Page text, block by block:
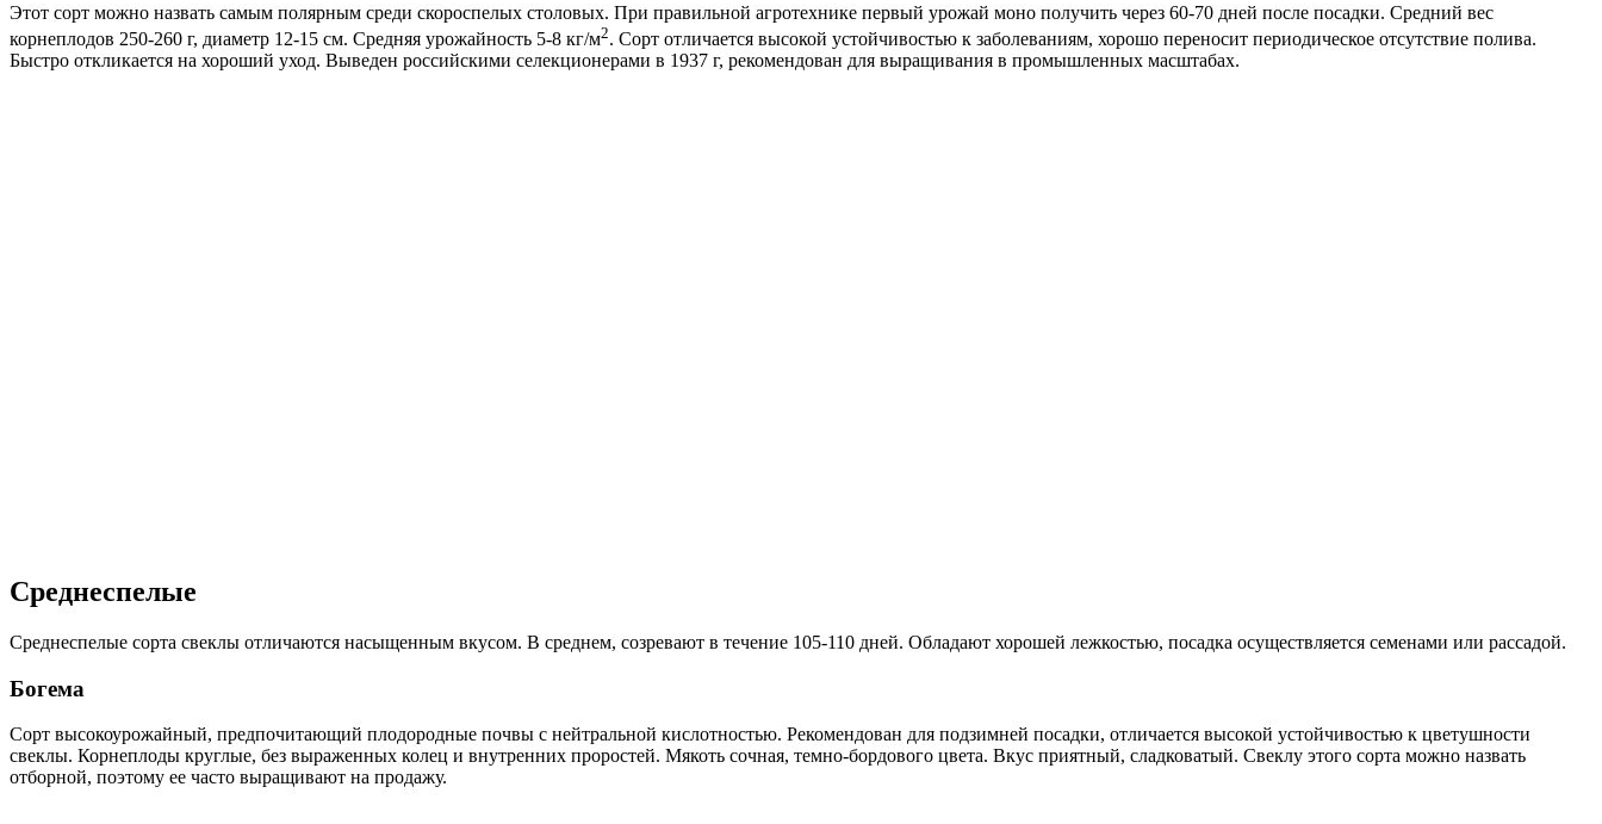
Этот сорт можно назвать самым полярным среди скороспелых столовых. При правильной агротехнике первый урожай моно получить через 60-70 дней после посадки. Средний вес
корнеплодов 250-260 г, диаметр 12-15 см. Средняя урожайность 5-8 кг/м2. Сорт отличается высокой устойчивостью к заболеваниям, хорошо переносит периодическое отсутствие полива.
Быстро откликается на хороший уход. Выведен российскими селекционерами в 1937 г, рекомендован для выращивания в промышленных масштабах.
Среднеспелые
Среднеспелые сорта свеклы отличаются насыщенным вкусом. В среднем, созревают в течение 105-110 дней. Обладают хорошей лежкостью, посадка осуществляется семенами или рассадой.
Богема
Сорт высокоурожайный, предпочитающий плодородные почвы с нейтральной кислотностью. Рекомендован для подзимней посадки, отличается высокой устойчивостью к цветушности
свеклы. Корнеплоды круглые, без выраженных колец и внутренних проростей. Мякоть сочная, темно-бордового цвета. Вкус приятный, сладковатый. Свеклу этого сорта можно назвать
отборной, поэтому ее часто выращивают на продажу.